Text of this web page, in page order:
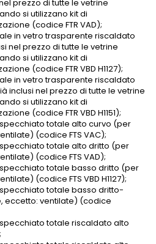
prezzo di tutte le vetrine
si utilizzano kit di
(codice FTR VAD);
in vetro trasparente riscaldato
nel prezzo di tutte le vetrine
si utilizzano kit di
(codice FTR VBD H1127);
in vetro trasparente riscaldato
inclusi nel prezzo di tutte le vetrine
si utilizzano kit di
(codice FTR VBD H1151);
totale alto curvo (per
(codice FTS VAC);
totale alto dritto (per
(codice FTS VAD);
totale basso dritto (per
(codice FTS VBD H1127);
totale basso dritto-
eccetto: ventilate) (codice
totale riscaldato alto